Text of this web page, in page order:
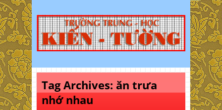
Tag Archives: ăn trưa
nhớ nhau